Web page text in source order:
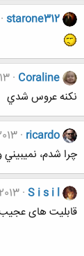
starone312
Coraline
نكنه عروس شدي
ricardo
چرا شدم،
S i s i l
قابلیت های